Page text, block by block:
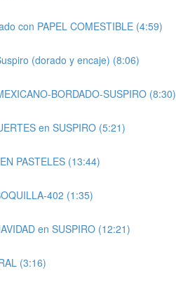
con PAPEL COMESTIBLE (4:59)
(dorado y encaje) (8:06)
BORDADO-SUSPIRO (8:30)
en SUSPIRO (5:21)
PASTELES (13:44)
402 (1:35)
en SUSPIRO (12:21)
(3:16)